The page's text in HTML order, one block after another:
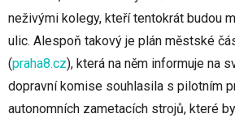
neživými kolegy, kteří tentokrát budou
ulic. Alespoň takový je plán městské
(praha8.cz), která na něm informuje na
dopravní komise souhlasila s pilotním
autonomních zametacích strojů, které